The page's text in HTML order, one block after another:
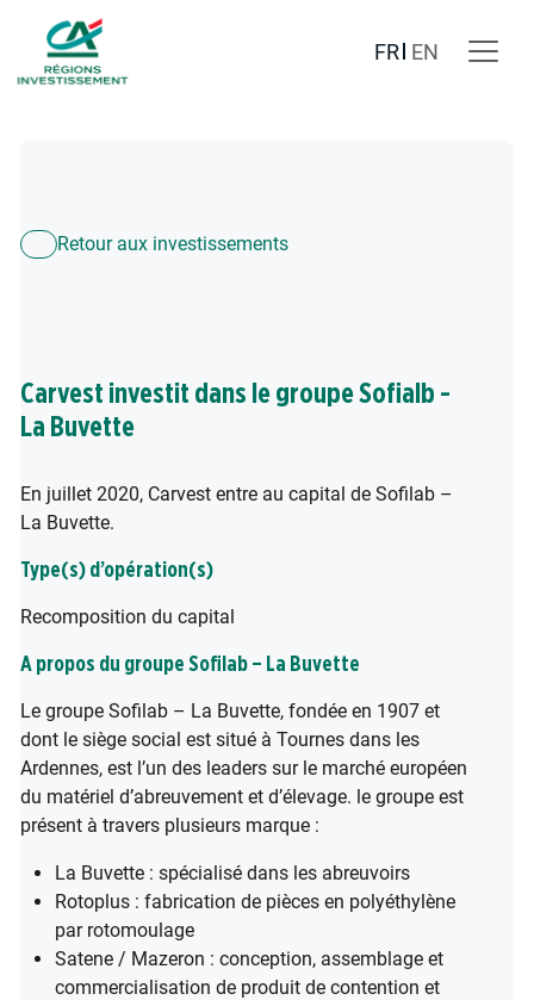
FR EN
Retour aux investissements
Carvest investit dans le groupe Sofialb -
La Buvette
En juillet 2020, Carvest entre au capital de Sofilab –
La Buvette.
Type(s) d’opération(s)
Recomposition du capital
A propos du groupe Sofilab – La Buvette
Le groupe Sofilab – La Buvette, fondée en 1907 et
dont le siège social est situé à Tournes dans les
Ardennes, est l’un des leaders sur le marché européen
du matériel d’abreuvement et d’élevage. le groupe est
présent à travers plusieurs marque :
La Buvette : spécialisé dans les abreuvoirs
Rotoplus : fabrication de pièces en polyéthylène
par rotomoulage
Satene / Mazeron : conception, assemblage et
commercialisation de produit de contention et